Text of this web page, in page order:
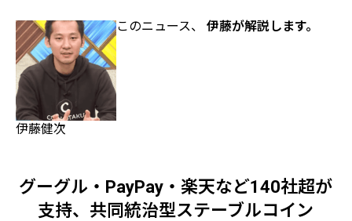
伊藤健次
このニュース、 伊藤が解説します。
グーグル・PayPay・楽天など140社超が
支持、共同統治型ステーブルコイン